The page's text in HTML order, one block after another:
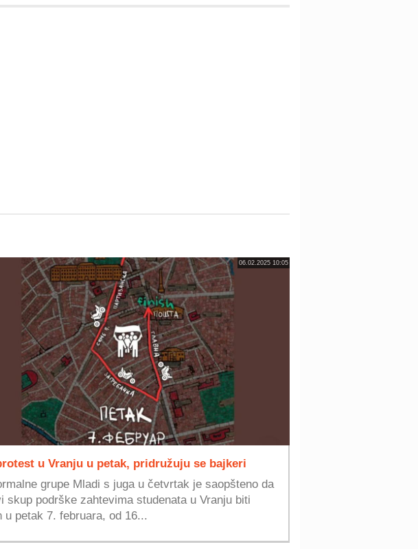
06.02.2025 10:05
u Vranju u petak, pridružuju se bajkeri
grupe Mladi s juga u četvrtak je saopšteno da
skup podrške zahtevima studenata u Vranju biti
u petak 7. februara, od 16...